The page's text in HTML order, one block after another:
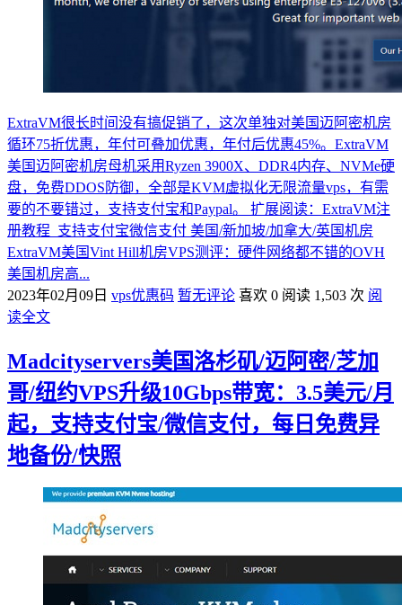
ExtraVM很长时间没有搞促销了，这次单独对美国迈阿密机房
循环75折优惠，年付可叠加优惠，年付后优惠45%。ExtraVM
美国迈阿密机房母机采用Ryzen 3900X、DDR4内存、NVMe硬
盘，免费DDOS防御，全部是KVM虚拟化无限流量vps，有需
要的不要错过，支持支付宝和Paypal。 扩展阅读：ExtraVM注
册教程 支持支付宝微信支付 美国/新加坡/加拿大/英国机房
ExtraVM美国Vint Hill机房VPS测评：硬件网络都不错的OVH
美国机房高...
2023年02月09日 vps优惠码 暂无评论 喜欢 0 阅读 1,503 次 阅
读全文
Madcityservers美国洛杉矶/迈阿密/芝加
哥/纽约VPS升级10Gbps带宽：3.5美元/月
起，支持支付宝/微信支付，每日免费异
地备份/快照